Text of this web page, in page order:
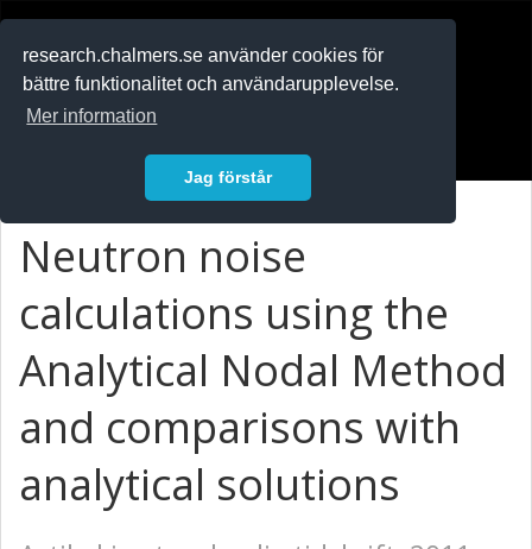
research.chalmers.se använder cookies för
bättre funktionalitet och användarupplevelse.
Mer information
Jag förstår
Neutron noise
calculations using the
Analytical Nodal Method
and comparisons with
analytical solutions